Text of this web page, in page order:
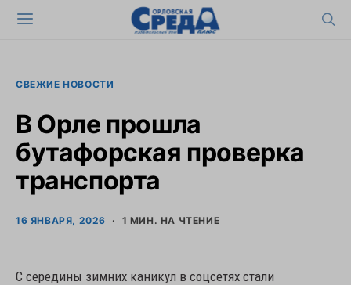
СВЕЖИЕ НОВОСТИ
В Орле прошла
бутафорская проверка
транспорта
16 ЯНВАРЯ, 2026 1 МИН. НА ЧТЕНИЕ
С середины зимних каникул в соцсетях стали